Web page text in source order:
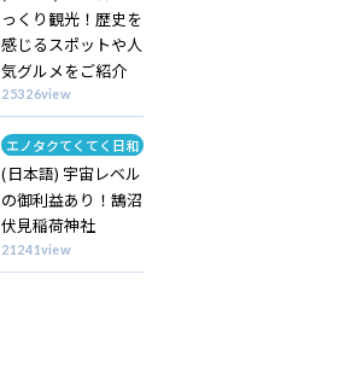
っくり観光！歴史を
感じるスポットや人
気グルメをご紹介
25326view
(日本語) 宇宙レベル
の御利益あり！鵠沼
伏見稲荷神社
21241view
Category
エノタクてくてく日和